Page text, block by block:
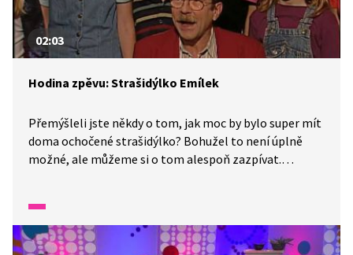
02:03
Hodina zpěvu: Strašidýlko Emílek
Přemýšleli jste někdy o tom, jak moc by bylo super mít
doma ochočené strašidýlko? Bohužel to není úplně
možné, ale můžeme si o tom alespoň zazpívat.
zazpívejme.